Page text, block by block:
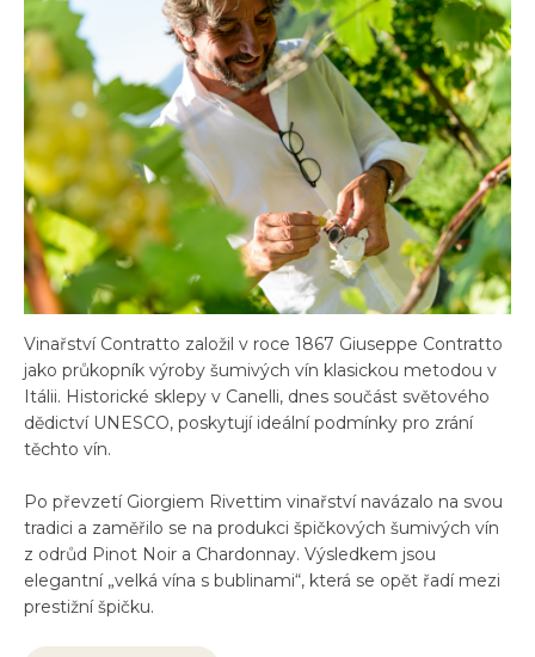
Vinařství Contratto založil v roce 1867 Giuseppe Contratto
jako průkopník výroby šumivých vín klasickou metodou v
Itálii. Historické sklepy v Canelli, dnes součást světového
dědictví UNESCO, poskytují ideální podmínky pro zrání
těchto vín.
Po převzetí Giorgiem Rivettim vinařství navázalo na svou
tradici a zaměřilo se na produkci špičkových šumivých vín
z odrůd Pinot Noir a Chardonnay. Výsledkem jsou
elegantní „velká vína s bublinami“, která se opět řadí mezi
prestižní špičku.